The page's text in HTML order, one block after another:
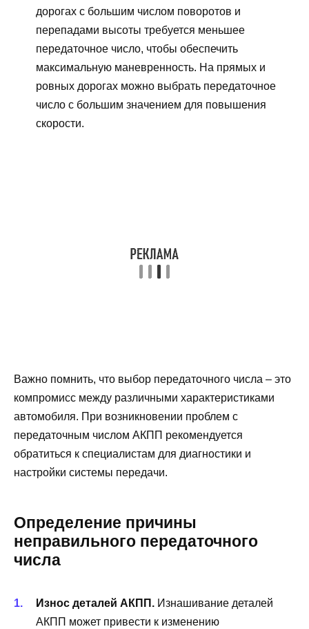
дорогах с большим числом поворотов и
перепадами высоты требуется меньшее
передаточное число, чтобы обеспечить
максимальную маневренность. На прямых и
ровных дорогах можно выбрать передаточное
число с большим значением для повышения
скорости.
Важно помнить, что выбор передаточного числа – это
компромисс между различными характеристиками
автомобиля. При возникновении проблем с
передаточным числом АКПП рекомендуется
обратиться к специалистам для диагностики и
настройки системы передачи.
Определение причины
неправильного передаточного
числа
Износ деталей АКПП. Изнашивание деталей
АКПП может привести к изменению